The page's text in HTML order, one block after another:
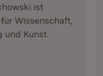
ist
Wissenschaft,
und Kunst.